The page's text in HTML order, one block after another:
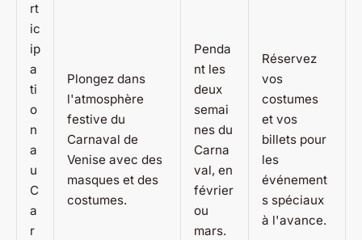
rt
ic
ip
a
ti
o
n
a
u
C
a
r
Plongez dans
l'atmosphère
festive du
Carnaval de
Venise avec des
masques et des
costumes.
Penda
nt les
deux
semai
nes du
Carna
val, en
février
ou
mars.
Réservez
vos
costumes
et vos
billets pour
les
événement
s spéciaux
à l'avance.